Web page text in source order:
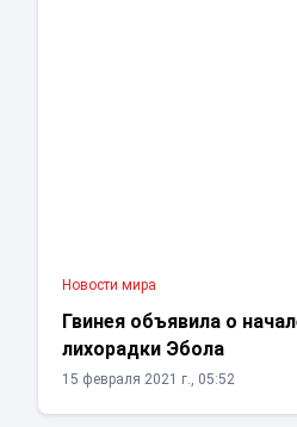
Новости мира
Гвинея объявила о
лихорадки Эбола
15 февраля 2021 г., 05:52